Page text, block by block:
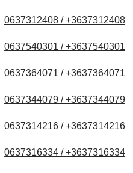
0637312408 / +3637312408
0637540301 / +3637540301
0637364071 / +3637364071
0637344079 / +3637344079
0637314216 / +3637314216
0637316334 / +3637316334